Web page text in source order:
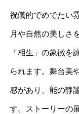
祝儀的でめでたい
月や自然の美しさ
「相生」の象徴を
られます。舞台美
感があり、能の静
す。ストーリーの